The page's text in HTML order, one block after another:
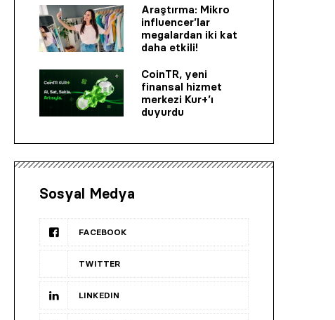
Araştırma: Mikro
influencer’lar
megalardan iki kat
daha etkili!
CoinTR, yeni
finansal hizmet
merkezi Kur+’ı
duyurdu
Sosyal Medya
FACEBOOK
TWITTER
LINKEDIN